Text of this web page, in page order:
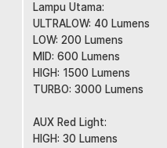
bekerja di area minim cahaya
daya tahan tinggi. Banyak
kehabisan baterai saat
LED premium dengan output
mAh untuk performa maksimal
Lampu Utama:
ULTRALOW: 40 Lumens
LOW: 200 Lumens
MID: 600 Lumens
HIGH: 1500 Lumens
TURBO: 3000 Lumens
AUX Red Light:
HIGH: 30 Lumens